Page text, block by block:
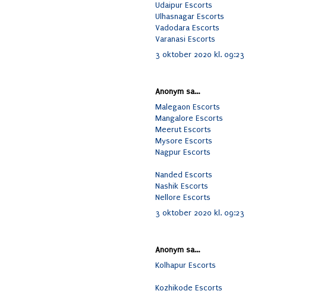
Udaipur Escorts
Ulhasnagar Escorts
Vadodara Escorts
Varanasi Escorts
3 oktober 2020 kl. 09:23
Anonym sa...
Malegaon Escorts
Mangalore Escorts
Meerut Escorts
Mysore Escorts
Nagpur Escorts
Nanded Escorts
Nashik Escorts
Nellore Escorts
3 oktober 2020 kl. 09:23
Anonym sa...
Kolhapur Escorts
Kozhikode Escorts